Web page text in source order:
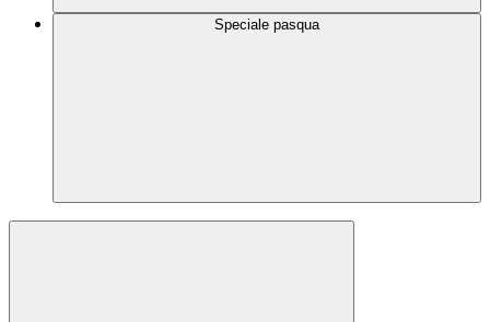
Speciale pasqua